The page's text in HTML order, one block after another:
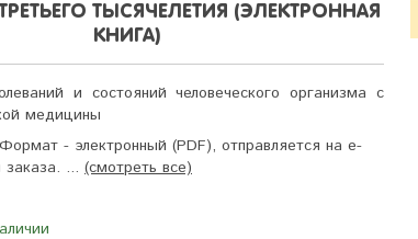
ТЫСЯЧЕЛЕТИЯ (ЭЛЕКТРОННАЯ
КНИГА)
и состояний человеческого организма с
медицины
Формат - электронный (PDF), отправляется на e-
заказа. ... (смотреть все)